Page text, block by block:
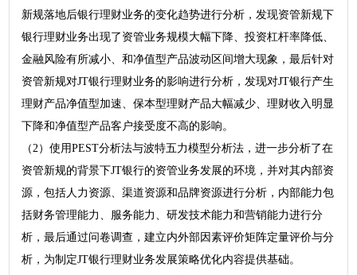
新规落地后银行理财业务的变化趋势进行分析，发现资管新规下
银行理财业务出现了资管业务规模大幅下降、投资杠杆率降低、
金融风险有所减小、和净值型产品波动区间增大现象，最后针对
资管新规对JT银行理财业务的影响进行分析，发现对JT银行产生
理财产品净值型加速、保本型理财产品大幅减少、理财收入明显
下降和净值型产品客户接受度不高的影响。
（2）使用PEST分析法与波特五力模型分析法，进一步分析了在
资管新规的背景下JT银行的资管业务发展的环境，并对其内部资
源，包括人力资源、渠道资源和品牌资源进行分析，内部能力包
括财务管理能力、服务能力、研发技术能力和营销能力进行分
析，最后通过问卷调查，建立内外部因素评价矩阵定量评价与分
析，为制定JT银行理财业务发展策略优化内容提供基础。